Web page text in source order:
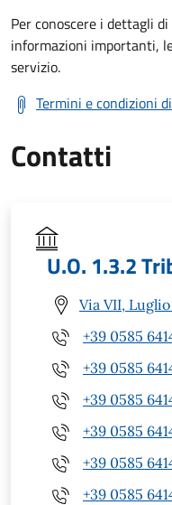
Per conoscere i dettagli
informazioni importanti,
servizio.
Termini e condizioni
Contatti
U.O. 1.3.2
Via VII,
+39 0585
+39 0585
+39 0585
+39 0585
+39 0585
+39 0585